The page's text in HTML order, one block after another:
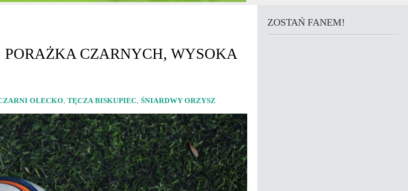
CZARNYCH, WYSOKA
OLECKO, TĘCZA BISKUPIEC, ŚNIARDWY ORZYSZ
ZOSTAŃ FANEM!